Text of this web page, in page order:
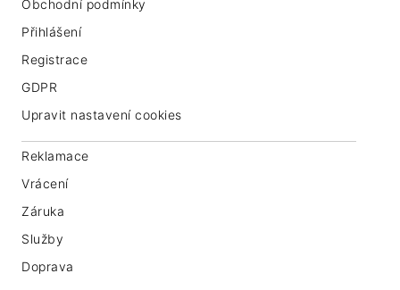
Obchodní podmínky
Přihlášení
Registrace
GDPR
Upravit nastavení cookies
Reklamace
Vrácení
Záruka
Služby
Doprava